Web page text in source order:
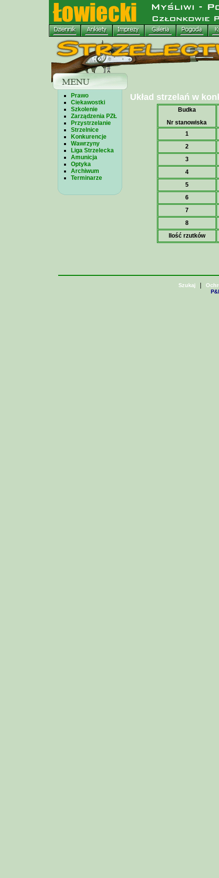
Prawo
Ciekawostki
Szkolenie
Zarządzenia PZŁ
Przystrzelanie
Strzelnice
Konkurencje
Wawrzyny
Liga Strzelecka
Amunicja
Optyka
Archiwum
Terminarze
Układ strzelań w
Budka
Nr stanowiska
1
2
3
4
5
6
7
8
Ilość rzutków
Szukaj